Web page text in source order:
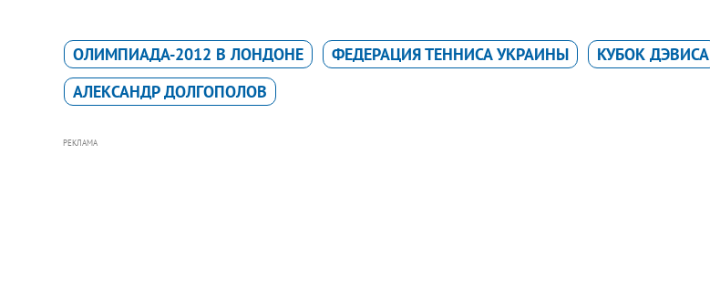
ОЛИМПИАДА-2012 В ЛОНДОНЕ ФЕДЕРАЦИЯ ТЕННИСА УКРАИНЫ
КУБОК ДЭВИСА
АЛЕКСАНДР ДОЛГОПОЛОВ
РЕКЛАМА